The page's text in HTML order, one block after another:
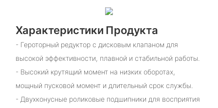
Характеристики Продукта
- Героторный редуктор с дисковым клапаном для
высокой эффективности, плавной и стабильной работы.
- Высокий крутящий момент на низких оборотах,
мощный пусковой момент и длительный срок службы.
- Двухконусные роликовые подшипники для восприятия